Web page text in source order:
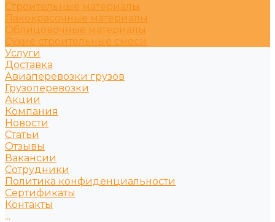
Строительные материалы
Лакокрасочные материалы
Облицовочные материалы
Сухие строительные смеси
Услуги
Доставка
Авиаперевозки грузов
Грузоперевозки
Акции
Компания
Новости
Статьи
Отзывы
Вакансии
Сотрудники
Политика конфиденциальности
Сертификаты
Контакты
...